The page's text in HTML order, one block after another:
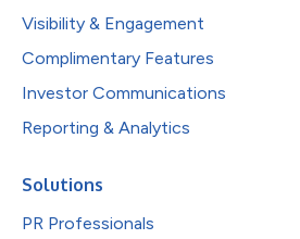
Visibility & Engagement
Complimentary Features
Investor Communications
Reporting & Analytics
Solutions
PR Professionals